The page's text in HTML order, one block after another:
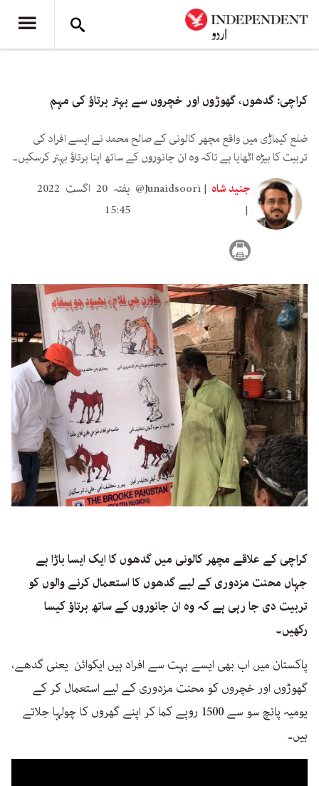
کراچی: گدھوں، گھوڑوں اور خچروں سے بہتر برتاؤ کی مہم
ضلع کیماڑی میں واقع مچھر کالونی کے صالح محمد نے ایسے افراد کی
تربیت کا بیڑہ اٹھایا ہے تاکہ وہ ان جانوروں کے ساتھ اپنا برتاؤ بہتر کرسکیں۔
جنید شاہ
@Junaidsoori
ہفتہ 20 اگست 2022
15:45
کراچی کے علاقے مچھر کالونی میں گدھوں کا ایک ایسا باڑا ہے
جہاں محنت مزدوری کے لیے گدھوں کا استعمال کرنے والوں کو
تربیت دی جا رہی ہے کہ وہ ان جانوروں کے ساتھ برتاؤ کیسا
رکھیں۔
پاکستان میں اب بھی ایسے بہت سے افراد ہیں ایکوائن یعنی گدھے،
گھوڑوں اور خچروں کو محنت مزدوری کے لیے استعمال کر کے
یومیہ پانچ سو سے 1500 روپے کما کر اپنے گھروں کا چولہا جلاتے
ہیں۔